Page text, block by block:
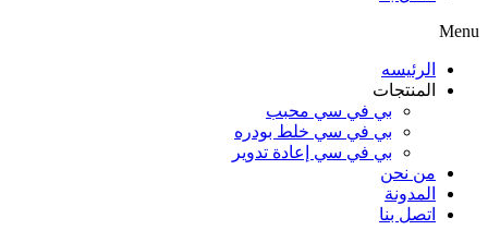
Menu
الرئيسه
المنتجات
بي في سي محبب
بي في سي خلط بودره
بي في سي إعادة تدوير
من نحن
المدونة
اتصل بنا